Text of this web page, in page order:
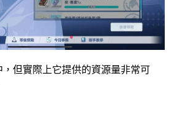
但實際上它提供的資源量非常可